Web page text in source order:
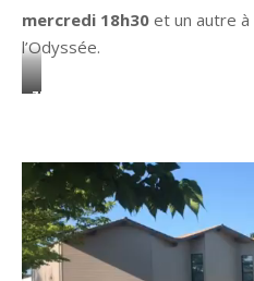
mercredi 18h30 et un autre à
l’Odyssée.
zumba
Zumba version déconfinée